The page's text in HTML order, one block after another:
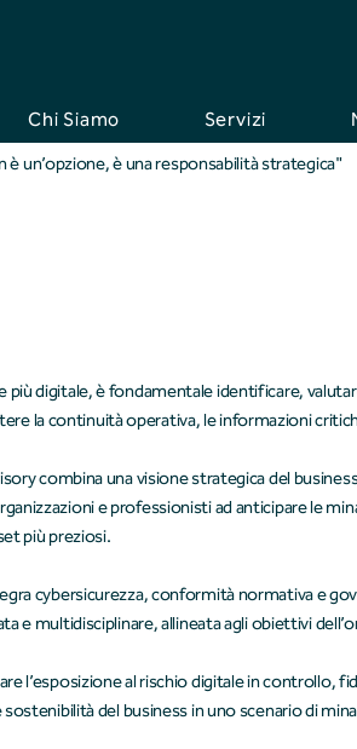
Chi Siamo Servizi
è un’opzione, è una responsabilità strategica"
digitale, è fondamentale identificare,
la continuità operativa, le informazioni
combina una visione strategica del
e professionisti ad anticipare le
più preziosi.
cybersicurezza, conformità normativa e
e multidisciplinare, allineata agli obiettivi
l’esposizione al rischio digitale in controllo,
del business in uno scenario di